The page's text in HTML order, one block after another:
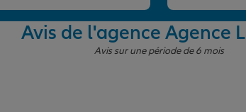
Avis de l'agence Agence
Avis sur une période de 6 mois